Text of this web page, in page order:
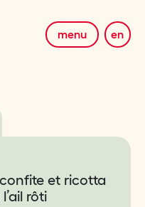
menu en
et ricotta
rôti